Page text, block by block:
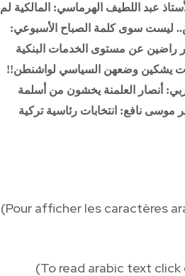
عبد اللطيف الهرماسي: المالكية لم
ليست سوى كلمة الصباح الأسبوعي:
يشكين وضعهن السياسي لواشنطن!!
أنصار العلمنة يخشون من أسلمة
موسى نافع: انتخابات رئاسية تركية
(Pour afficher les caractères
(To read arabic text click